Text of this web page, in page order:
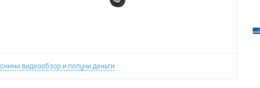
сними видеообзор и получи деньги